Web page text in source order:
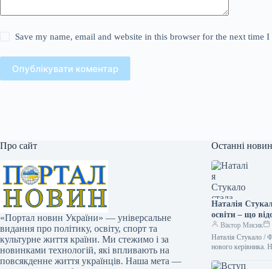
Save my name, email and website in this browser for the next time I
Опублікувати коментар
Про сайт
«Портал новин України» — універсальне
видання про політику, освіту, спорт та
культурне життя країни. Ми стежимо і за
новинками технологій, які впливають на
повсякденне життя українців. Наша мета —
Останні
Наталія
освіти – що
Віктор Мисик
Наталія Стукало /
нового керівника.